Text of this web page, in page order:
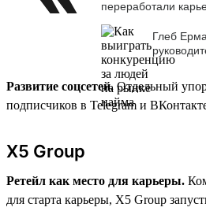
переработали
Глеб
Развитие соцсетей. Отдельный
подписчиков в Telegram и
X5 Group
Ретейл как место для карьеры.
для старта карьеры, X5 Group